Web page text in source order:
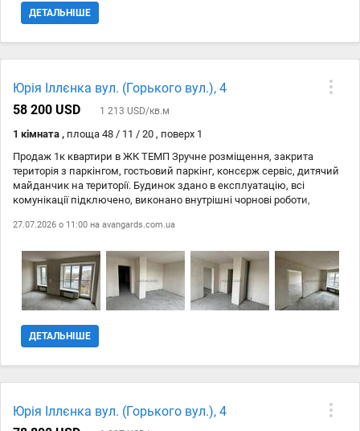
для більше 60-ти автомобілів. Готові співпрацювати з державними
програмами кредитування. Є варіанти інших квартир і на інших
ДЕТАЛЬНІШЕ
Юрія Іллєнка вул. (Горького вул.), 4
58 200 USD
1 213 USD/кв.м
1 кімната , площа 48 / 11 / 20 , поверх 1
Продаж 1к квартири в ЖК ТЕМП Зручне розміщення, закрита
територія з паркінгом, гостьовий паркінг, консєрж сервіс, дитячий
майданчик на території. Будинок здано в експлуатацію, всі
комунікації підключено, виконано внутрішні чорнові роботи,
48.1 м2, роздільне планування кімнат, простора кухня-студія 20.7
стін (80 см) Індивідуальні лічильники на тепло, воду, електрику.
Тихий спальний район з розвиненою інфрастуктурою - школи,
садки, магазини, ТЦ Депот, поруч набережна, пляж. Чудовий
варіант сучасного житла в тихому районі міста! Для перегляду
27.07.2026 о 11:00 на avangards.com.ua
ДЕТАЛЬНІШЕ
Юрія Іллєнка вул. (Горького вул.), 4